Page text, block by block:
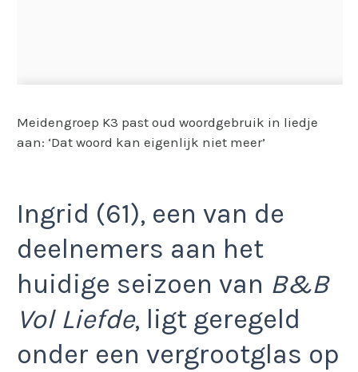
Meidengroep K3 past oud woordgebruik in liedje
aan: ‘Dat woord kan eigenlijk niet meer’
Ingrid (61), een van de
deelnemers aan het
huidige seizoen van B&B
Vol Liefde, ligt geregeld
onder een vergrootglas op